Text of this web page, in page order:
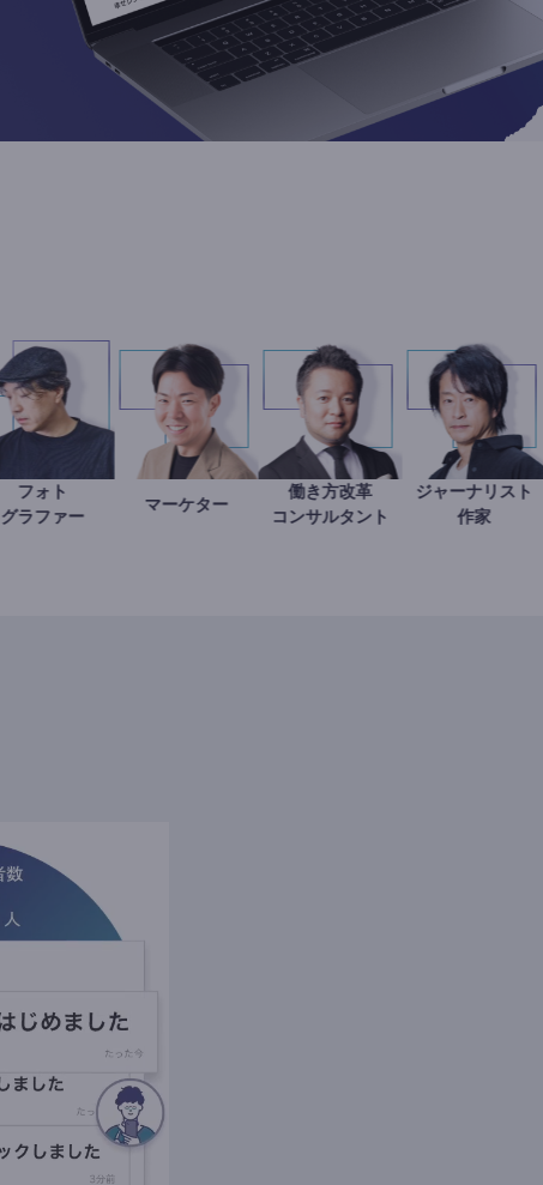
グラファー
室谷良平
マーケター 新田龍
働き方改革
コンサルタント
鈴木
ジャー